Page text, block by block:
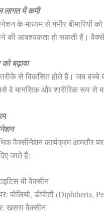
लागत में कमी
के माध्यम से गंभीर बीमारियों
की आवश्यकता हो सकती है।
बढ़ावा
से विकसित होते हैं। जब बच्चे
वे मानसिक और शारीरिक रूप से
वैक्सीनेशन कार्यक्रम आमतौर
जाते हैं:
बी वैक्सीन
पोलियो, डीपीटी (Diphtheria,
खसरा वैक्सीन